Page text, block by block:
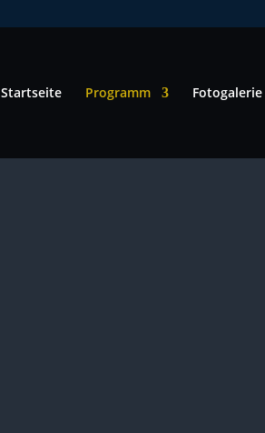
Startseite Programm Fotogalerie